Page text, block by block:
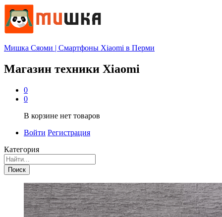
Мишка Сяоми | Смартфоны Xiaomi в Перми
Магазин техники Xiaomi
0
0
В корзине нет товаров
Войти Регистрация
Категория
Поиск